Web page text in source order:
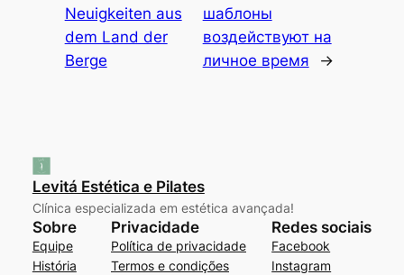
Neuigkeiten aus
dem Land der
Berge
шаблоны
воздействуют на
личное время
→
Levitá Estética e Pilates
Clínica especializada em estética avançada!
Sobre
Equipe
História
Privacidade
Política de privacidade
Termos e condições
Redes sociais
Facebook
Instagram